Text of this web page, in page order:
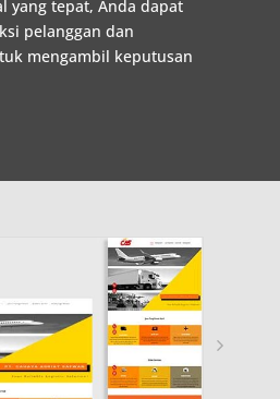
yang tepat, Anda dapat
pelanggan dan
mengambil keputusan